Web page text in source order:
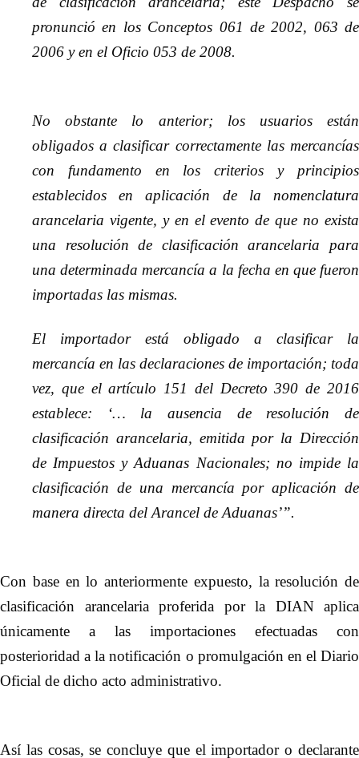
pronunció en los Conceptos 061 de 2002, 063 de
2006 y en el Oficio 053 de 2008.
No obstante lo anterior; los usuarios están
obligados a clasificar correctamente las mercancías
con fundamento en los criterios y principios
establecidos en aplicación de la nomenclatura
arancelaria vigente, y en el evento de que no exista
una resolución de clasificación arancelaria para
una determinada mercancía a la fecha en que fueron
importadas las mismas.
El importador está obligado a clasificar la
mercancía en las declaraciones de importación; toda
vez, que el artículo 151 del Decreto 390 de 2016
establece: ‘… la ausencia de resolución de
clasificación arancelaria, emitida por la Dirección
de Impuestos y Aduanas Nacionales; no impide la
clasificación de una mercancía por aplicación de
manera directa del Arancel de Aduanas’”.
Con base en lo anteriormente expuesto, la resolución de
clasificación arancelaria proferida por la DIAN aplica
únicamente a las importaciones efectuadas con
posterioridad a la notificación o promulgación en el Diario
Oficial de dicho acto administrativo.
Así las cosas, se concluye que el importador o declarante